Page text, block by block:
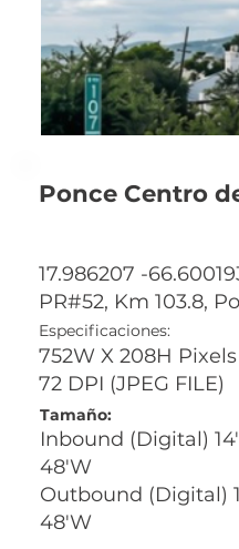
Ponce Centro
17.986207 -
PR#52, Km 103.8,
Especificaciones:
752W X 208H
72 DPI (JPEG FILE)
Tamaño:
Inbound (Digital)
48'W
Outbound (Digital)
48'W